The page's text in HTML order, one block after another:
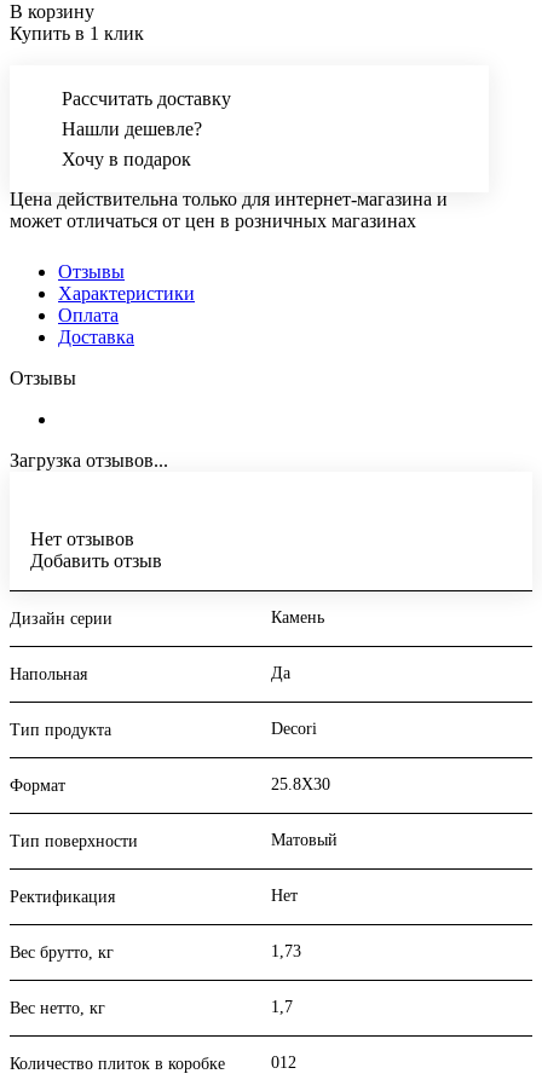
В корзину
Купить в 1 клик
Рассчитать доставку
Нашли дешевле?
Хочу в подарок
Цена действительна только для интернет-магазина и
может отличаться от цен в розничных магазинах
Отзывы
Характеристики
Оплата
Доставка
Отзывы
Загрузка отзывов...
Нет отзывов
Добавить отзыв
Дизайн серии Камень
Напольная Да
Тип продукта Decori
Формат 25.8X30
Тип поверхности Матовый
Ректификация Нет
Вес брутто, кг 1,73
Вес нетто, кг 1,7
Количество плиток в коробке 012